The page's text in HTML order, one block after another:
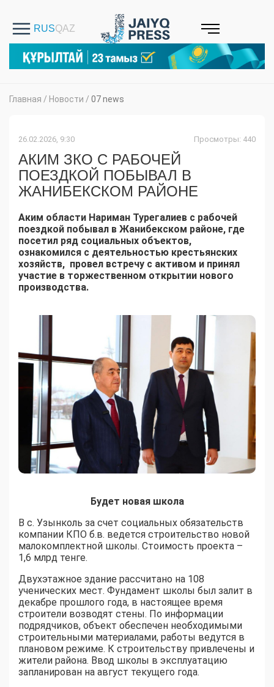
Главная / Новости / 07 news
26.02.2026, 9:30 Просмотры: 440
АКИМ ЗКО С РАБОЧЕЙ
ПОЕЗДКОЙ ПОБЫВАЛ В
ЖАНИБЕКСКОМ РАЙОНЕ
Аким области Нариман Турегалиев с рабочей
поездкой побывал в Жанибекском районе, где
посетил ряд социальных объектов,
ознакомился с деятельностью крестьянских
хозяйств, провел встречу с активом и принял
участие в торжественном открытии нового
производства.
Будет новая школа
В с. Узынколь за счет социальных обязательств
компании КПО б.в. ведется строительство новой
малокомплектной школы. Стоимость проекта –
1,6 млрд тенге.
Двухэтажное здание рассчитано на 108
ученических мест. Фундамент школы был залит в
декабре прошлого года, в настоящее время
строители возводят стены. По информации
подрядчиков, объект обеспечен необходимыми
строительными материалами, работы ведутся в
плановом режиме. К строительству привлечены и
жители района. Ввод школы в эксплуатацию
запланирован на август текущего года.